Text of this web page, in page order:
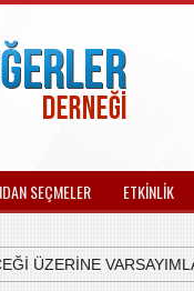
SEÇMELER ETKİNLİK
ÜZERİNE VARSAYIMLAR